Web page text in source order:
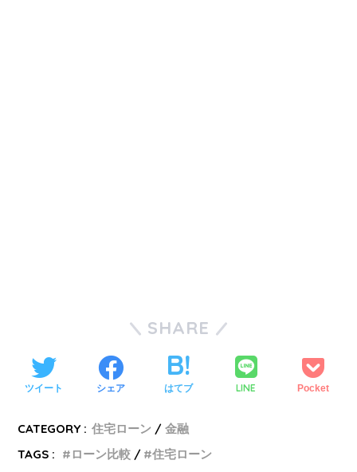
SHARE
ツイート シェア はてブ LINE Pocket
CATEGORY : 住宅ローン
金融
TAGS :
ローン比較 住宅ローン